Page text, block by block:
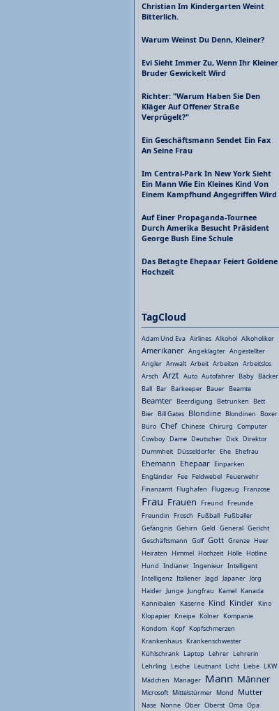
Christian Im Kindergarten Weint
Bitterlich.
Warum Weinst Du Denn, Kleiner?
Evi Sieht Immer Zu, Wenn Ihr Kleiner
Bruder Gewickelt Wird
Richter: "Warum Haben Sie Den
Kläger Auf Offener Straße
Verprügelt?"
Ein Geschäftsmann Sendet Ein Fax
An Seine Frau
Im Central-Park In New York Sieht
Ein Mann Wie Ein Kleines Kind Von
Einem Kampfhund Angegriffen Wird
Auf Einer Propaganda-Tournee
Durch Amerika Besucht Präsident
George Bush Eine Schule
Das Betagte Ehepaar Feiert Goldene
Hochzeit
TagCloud
Adam Und Eva Airlines Alkohol Alkoholiker
Amerikaner Angeklagter Angestellter
Angler Anwalt Arbeit Arbeiten Arbeitslos
Arsch Arzt Auto Autofahrer Baby Bäcker
Ball Bar Barkeeper Bauer Beamte
Beamter Beerdigung Betrunken Bett
Bier Bill Gates Blondine Blondinen Boxer
Büro Chef Chinese Chirurg Computer
Cowboy Dame Deutscher Dick Direktor
Dummheit Düsseldorfer Ehe Ehefrau
Ehemann Ehepaar Einparken
Engländer Fee Feldwebel Feuerwehr
Finanzamt Flughafen Flugzeug Franzose
Frau Frauen Freund Freunde
Freundin Frosch Fußball Fußballer
Gefängnis Gehirn Geld General Gericht
Geschäftsmann Golf Gott Grenze Heer
Heiraten Himmel Hochzeit Hölle Hotline
Hund Indianer Ingenieur Intelligent
Intelligenz Italiener Jagd Japaner Jörg
Haider Junge Jungfrau Kamel Kanada
Kannibalen Kaserne Kind Kinder Kino
Klopapier Kneipe Kölner Kompanie
Kondom Kopf Kopfschmerzen
Krankenhaus Krankenschwester
Kühlschrank Laptop Lehrer Lehrerin
Lehrling Leiche Leutnant Licht Liebe LKW
Mädchen Manager Mann Männer
Microsoft Mittelstürmer Mond Mutter
Nase Nonne Ober Oberst Oma Opa